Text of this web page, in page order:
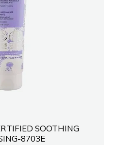
SOOTHING
8703E